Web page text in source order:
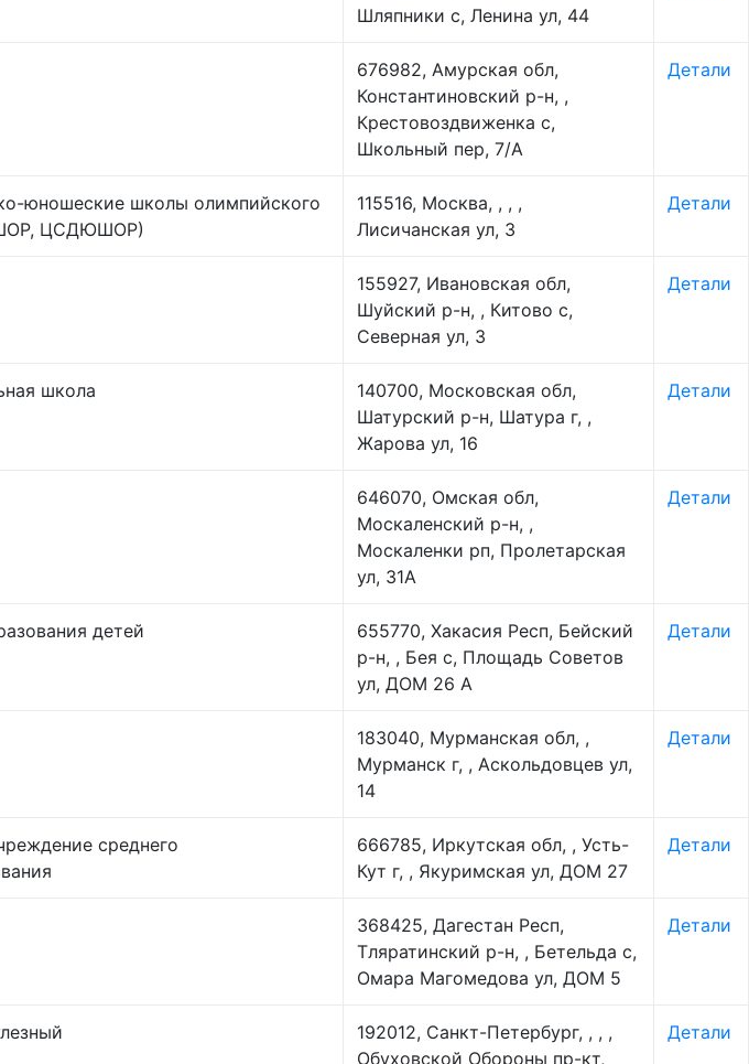
Шляпники с, Ленина ул, 44
676982, Амурская обл,
Константиновский р-н, ,
Крестовоздвиженка с,
Школьный пер, 7/А
Детали
юношеские школы олимпийского
ЦСДЮШОР)
115516, Москва, , , ,
Лисичанская ул, 3
Детали
155927, Ивановская обл,
Шуйский р-н, , Китово с,
Северная ул, 3
Детали
школа
140700, Московская обл,
Шатурский р-н, Шатура г, ,
Жарова ул, 16
Детали
646070, Омская обл,
Москаленский р-н, ,
Москаленки рп, Пролетарская
ул, 31А
Детали
детей
655770, Хакасия Респ, Бейский
р-н, , Бея с, Площадь Советов
ул, ДОМ 26 А
Детали
183040, Мурманская обл, ,
Мурманск г, , Аскольдовцев ул,
14
Детали
среднего
666785, Иркутская обл, , Усть-
Кут г, , Якуримская ул, ДОМ 27
Детали
368425, Дагестан Респ,
Тляратинский р-н, , Бетельда с,
Омара Магомедова ул, ДОМ 5
Детали
192012, Санкт-Петербург, , , ,
Обуховской Обороны пр-кт,
Детали